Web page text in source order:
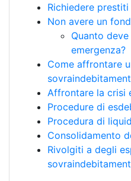
Richiedere
Non avere un
Quanto
emergenza?
Come affrontare
Affrontare la crisi
Procedure di
Procedura di
Consolidamento
Rivolgiti a degli